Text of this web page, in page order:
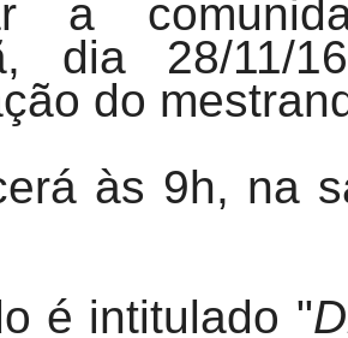
a
dia 28/11/
do
às 9h, na
é intitulado "